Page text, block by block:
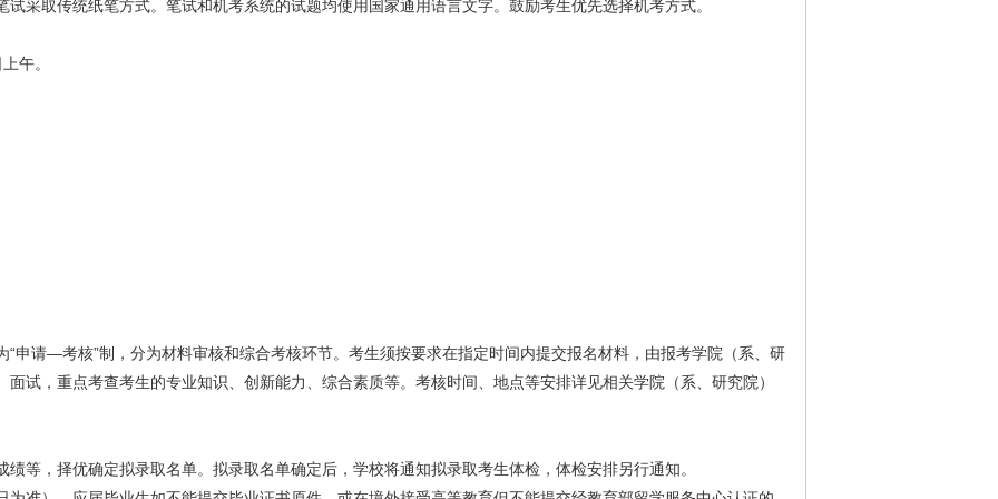
采取传统纸笔方式。笔试和机考系统的试题均使用国家通用语言文字。鼓励考生优先选择机考方式。
午。
“申请—考核”制，分为材料审核和综合考核环节。考生须按要求在指定时间内提交报名材料，由报考学院（系、研
试，重点考查考生的专业知识、创新能力、综合素质等。考核时间、地点等安排详见相关学院（系、研究院）
等，择优确定拟录取名单。拟录取名单确定后，学校将通知拟录取考生体检，体检安排另行通知。